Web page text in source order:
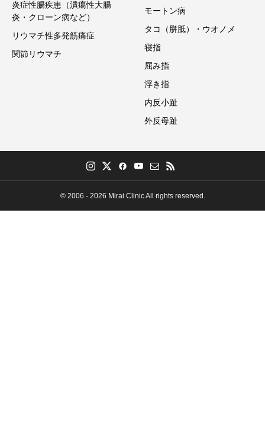
炎症性腸疾患（潰瘍性大腸
炎・クローン病など）
リウマチ性多発筋痛症
関節リウマチ
モートン病
タコ（胼胝）・ウオノメ
寝指
屈み指
浮き指
内反小趾
外反母趾
© 2006 - 2026 Mirai Clinic All rights reserved.